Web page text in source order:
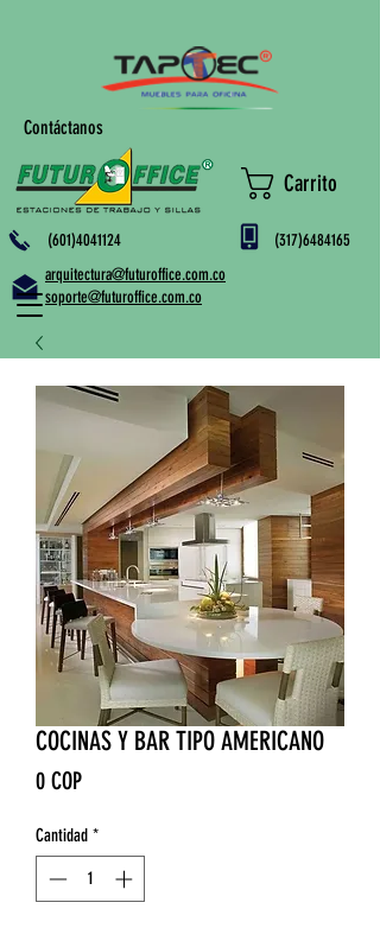
Contáctanos
Carrito
(601)4041124
(317)6484165
arquitectura@futuroffice.com.co
soporte@futuroffice.com.co
COCINAS Y BAR TIPO AMERICANO
0 COPPrecio
Cantidad *